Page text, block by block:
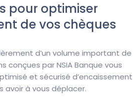
pour optimiser
de vos chèques
d’un volume important de
conçues par NSIA Banque vous
et sécurisé d’encaissement
avoir à vous déplacer.